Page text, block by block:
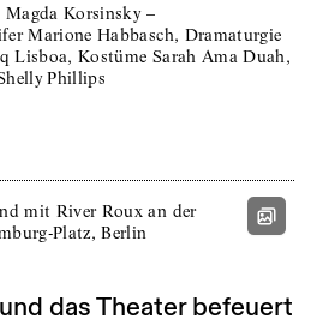
Korsinsky –
Marione Habbasch, Dramaturgie
Lisboa, Kostüme Sarah Ama Duah,
Phillips
das Theater befeuert